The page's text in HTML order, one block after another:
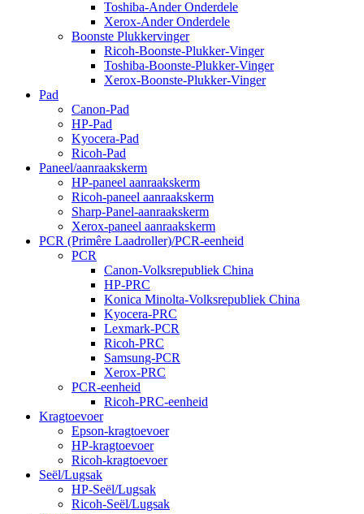
Toshiba-Ander Onderdele
Xerox-Ander Onderdele
Boonste Plukkervinger
Ricoh-Boonste-Plukker-Vinger
Toshiba-Boonste-Plukker-Vinger
Xerox-Boonste-Plukker-Vinger
Pad
Canon-Pad
HP-Pad
Kyocera-Pad
Ricoh-Pad
Paneel/aanraakskerm
HP-paneel aanraakskerm
Ricoh-paneel aanraakskerm
Sharp-Panel-aanraakskerm
Xerox-paneel aanraakskerm
PCR (Primêre Laadroller)/PCR-eenheid
PCR
Canon-Volksrepubliek China
HP-PRC
Konica Minolta-Volksrepubliek China
Kyocera-PRC
Lexmark-PCR
Ricoh-PRC
Samsung-PCR
Xerox-PRC
PCR-eenheid
Ricoh-PRC-eenheid
Kragtoevoer
Epson-kragtoevoer
HP-kragtoevoer
Ricoh-kragtoevoer
Seël/Lugsak
HP-Seël/Lugsak
Ricoh-Seël/Lugsak